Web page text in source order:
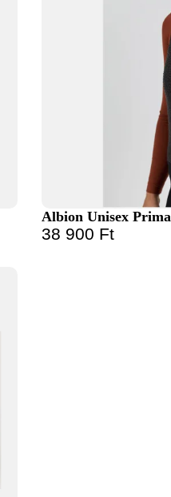
Albion Unisex
38 900 Ft